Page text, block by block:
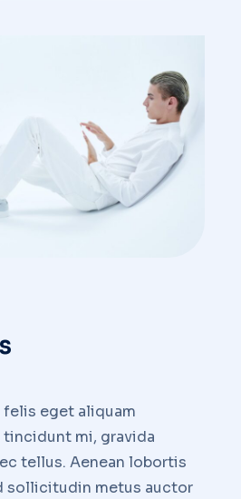
felis eget aliquam
mi, gravida
tellus. Aenean lobortis
sollicitudin metus auctor